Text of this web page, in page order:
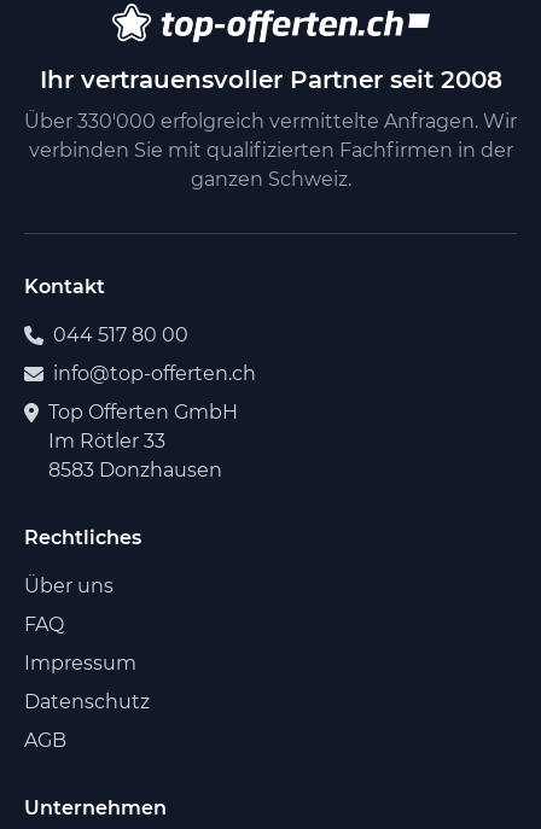
Ihr vertrauensvoller Partner seit 2008
Über 330'000 erfolgreich vermittelte Anfragen. Wir
verbinden Sie mit qualifizierten Fachfirmen in der
ganzen Schweiz.
Kontakt
044 517 80 00
info@top-offerten.ch
Top Offerten GmbH
Im Rötler 33
8583 Donzhausen
Rechtliches
Über uns
FAQ
Impressum
Datenschutz
AGB
Unternehmen